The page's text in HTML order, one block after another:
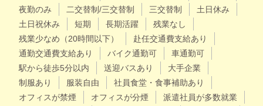
夜勤のみ
二交替制/三交替制 三交替制
土日休み
土日祝休み
短期 長期活躍
残業なし
残業少なめ（20時間以下）
赴任交通費支給あり
通勤交通費支給あり
バイク通勤可
車通勤可
駅から徒歩5分以内
送迎バスあり
大手企業
制服あり
服装自由
社員食堂・食事補助あり
オフィスが禁煙
オフィスが分煙
派遣社員が多数就業